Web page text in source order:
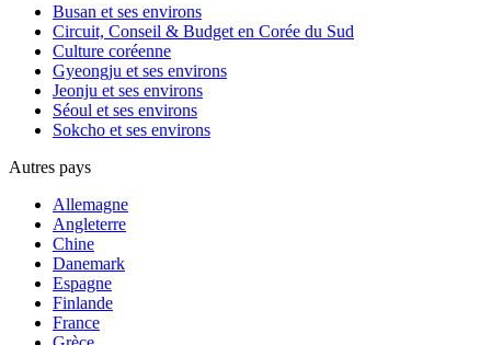
Busan et ses environs
Circuit, Conseil & Budget en Corée du Sud
Culture coréenne
Gyeongju et ses environs
Jeonju et ses environs
Séoul et ses environs
Sokcho et ses environs
Autres pays
Allemagne
Angleterre
Chine
Danemark
Espagne
Finlande
France